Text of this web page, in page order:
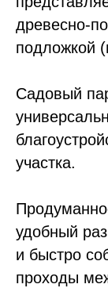
древесно-
подложкой
Садовый
участка.
удобный
и быстро
проходы